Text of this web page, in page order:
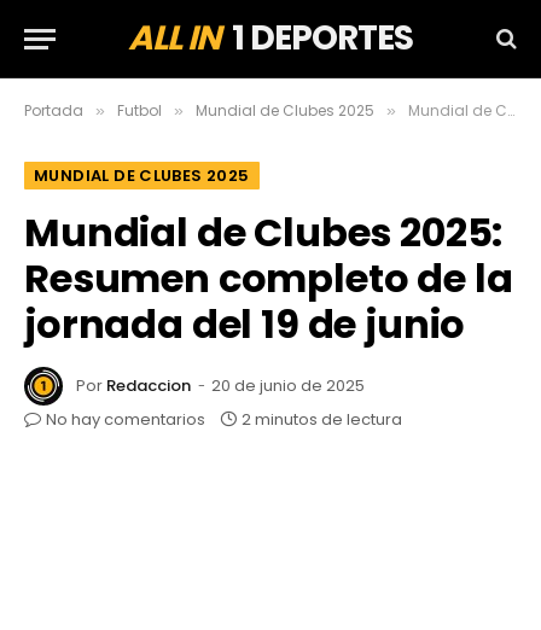
ALL IN1 DEPORTES
Portada » Futbol » Mundial de Clubes 2025 » Mundial de Clubes 2025: Resumen completo de la jornada del 19 de junio
MUNDIAL DE CLUBES 2025
Mundial de Clubes 2025:
Resumen completo de la
jornada del 19 de junio
Por Redaccion
20 de junio de 2025
No hay comentarios
2 minutos de lectura